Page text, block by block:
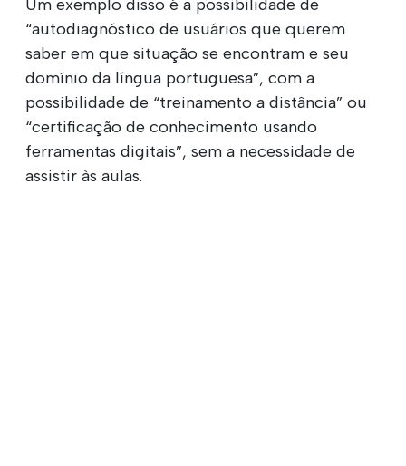
Um exemplo disso é a possibilidade de
“autodiagnóstico de usuários que querem
saber em que situação se encontram e seu
domínio da língua portuguesa”, com a
possibilidade de “treinamento a distância” ou
“certificação de conhecimento usando
ferramentas digitais”, sem a necessidade de
assistir às aulas.